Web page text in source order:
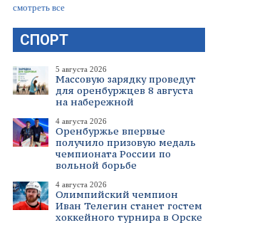
смотреть все
СПОРТ
5 августа 2026
Массовую зарядку проведут
для оренбуржцев 8 августа
на набережной
4 августа 2026
Оренбуржье впервые
получило призовую медаль
чемпионата России по
вольной борьбе
4 августа 2026
Олимпийский чемпион
Иван Телегин станет гостем
хоккейного турнира в Орске